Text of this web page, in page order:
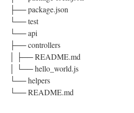
├── package.json
└── test
└── api
├── controllers
│ ├── README.md
│ └── hello_world.js
└── helpers
└── README.md